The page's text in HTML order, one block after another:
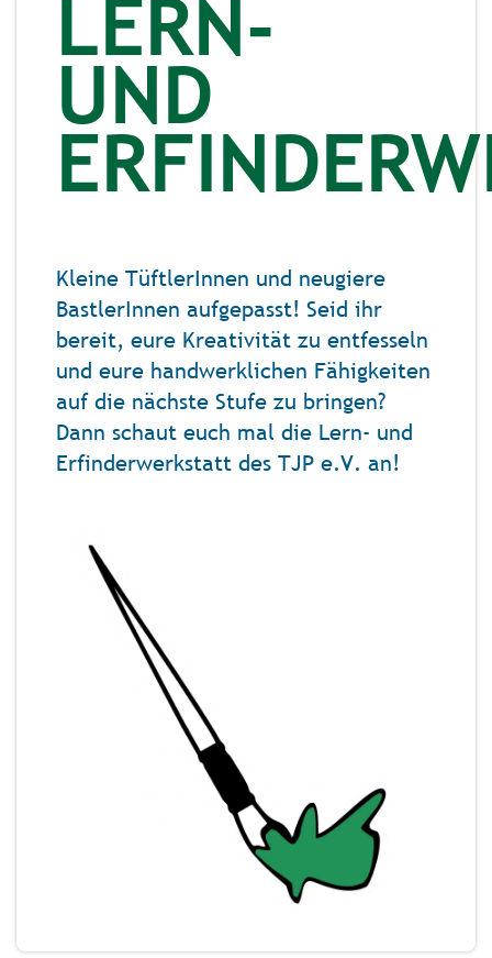
LERN-
UND
Kleine TüftlerInnen und neugiere
BastlerInnen aufgepasst! Seid ihr
bereit, eure Kreativität zu entfesseln
und eure handwerklichen Fähigkeiten
auf die nächste Stufe zu bringen?
Dann schaut euch mal die Lern- und
Erfinderwerkstatt des TJP e.V. an!